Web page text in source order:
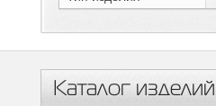
Каталог изделий